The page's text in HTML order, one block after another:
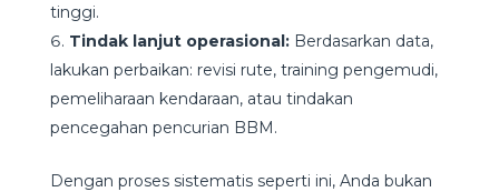
tinggi.
Tindak lanjut operasional: Berdasarkan data,
lakukan perbaikan: revisi rute, training pengemudi,
pemeliharaan kendaraan, atau tindakan
pencegahan pencurian BBM.
Dengan proses sistematis seperti ini, Anda bukan